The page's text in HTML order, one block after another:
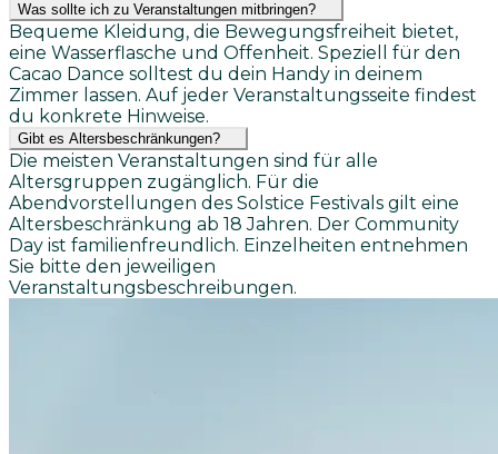
Was sollte ich zu Veranstaltungen mitbringen?
Bequeme Kleidung, die Bewegungsfreiheit bietet,
eine Wasserflasche und Offenheit. Speziell für den
Cacao Dance solltest du dein Handy in deinem
Zimmer lassen. Auf jeder Veranstaltungsseite findest
du konkrete Hinweise.
Gibt es Altersbeschränkungen?
Die meisten Veranstaltungen sind für alle
Altersgruppen zugänglich. Für die
Abendvorstellungen des Solstice Festivals gilt eine
Altersbeschränkung ab 18 Jahren. Der Community
Day ist familienfreundlich. Einzelheiten entnehmen
Sie bitte den jeweiligen
Veranstaltungsbeschreibungen.